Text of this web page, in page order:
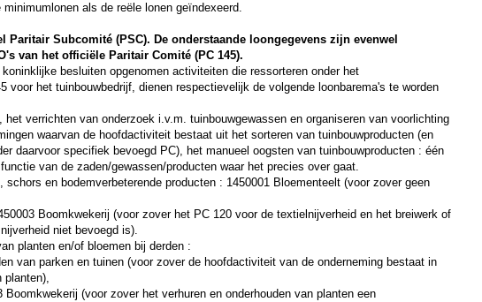
als de reële lonen geïndexeerd.
Paritair Subcomité (PSC). De onderstaande loongegevens zijn evenwel
van het officiële Paritair Comité (PC 145).
besluiten opgenomen activiteiten die ressorteren onder het
voor het tuinbouwbedrijf, dienen respectievelijk de volgende loonbarema's te worden
verrichten van onderzoek i.v.m. tuinbouwgewassen en organiseren van voorlichting
waarvan de hoofdactiviteit bestaat uit het sorteren van tuinbouwproducten (en
daarvoor specifiek bevoegd PC), het manueel oogsten van tuinbouwproducten : één
van de zaden/gewassen/producten waar het precies over gaat.
schors en bodemverbeterende producten : 1450001 Bloementeelt (voor zover geen
Boomkwekerij (voor zover het PC 120 voor de textielnijverheid en het breiwerk of
niet bevoegd is).
planten en/of bloemen bij derden :
van parken en tuinen (voor zover de hoofdactiviteit van de onderneming bestaat in
planten),
Boomkwekerij (voor zover het verhuren en onderhouden van planten een